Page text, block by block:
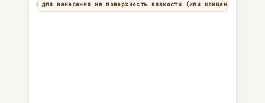
для нанесения на поверхность вязкости (или концентрации